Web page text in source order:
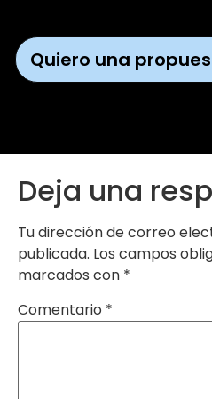
Quiero una
Deja una
Tu dirección de correo
publicada. Los campos
marcados con *
Comentario *